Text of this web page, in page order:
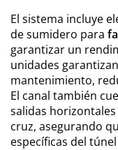
El sistema incluye
de sumidero para
garantizar un
unidades
mantenimiento,
El canal también
salidas horizontales
cruz, asegurando
específicas del